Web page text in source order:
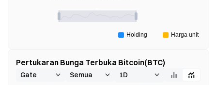
Pertukaran Bunga Terbuka Bitcoin(BTC)